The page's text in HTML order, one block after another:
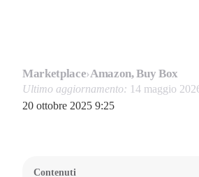
Marketplace›Amazon, Buy Box
Ultimo aggiornamento: 14 maggio
20 ottobre 2025 9:25
Contenuti